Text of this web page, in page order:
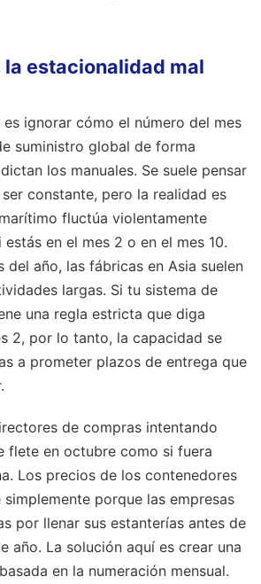
la estacionalidad mal
ignorar cómo el número del mes
suministro global de forma
los manuales. Se suele pensar
constante, pero la realidad es
fluctúa violentamente
en el mes 2 o en el mes 10.
del año, las fábricas en Asia suelen
largas. Si tu sistema de
una regla estricta que diga
2, por lo tanto, la capacidad se
a prometer plazos de entrega que
de compras intentando
flete en octubre como si fuera
Los precios de los contenedores
porque las empresas
por llenar sus estanterías antes de
año. La solución aquí es crear una
en la numeración mensual.